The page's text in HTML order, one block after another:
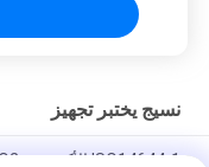
نسيج يختبر تجهيز